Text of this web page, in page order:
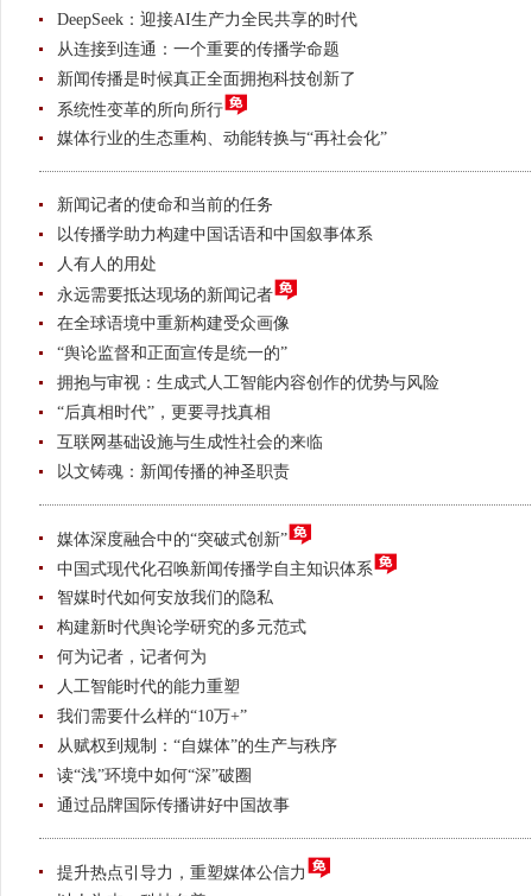
DeepSeek：迎接AI生产力全民共享的时代
从连接到连通：一个重要的传播学命题
新闻传播是时候真正全面拥抱科技创新了
系统性变革的所向所行
媒体行业的生态重构、动能转换与“再社会化”
新闻记者的使命和当前的任务
以传播学助力构建中国话语和中国叙事体系
人有人的用处
永远需要抵达现场的新闻记者
在全球语境中重新构建受众画像
“舆论监督和正面宣传是统一的”
拥抱与审视：生成式人工智能内容创作的优势与风险
“后真相时代”，更要寻找真相
互联网基础设施与生成性社会的来临
以文铸魂：新闻传播的神圣职责
媒体深度融合中的“突破式创新”
中国式现代化召唤新闻传播学自主知识体系
智媒时代如何安放我们的隐私
构建新时代舆论学研究的多元范式
何为记者，记者何为
人工智能时代的能力重塑
我们需要什么样的“10万+”
从赋权到规制：“自媒体”的生产与秩序
读“浅”环境中如何“深”破圈
通过品牌国际传播讲好中国故事
提升热点引导力，重塑媒体公信力